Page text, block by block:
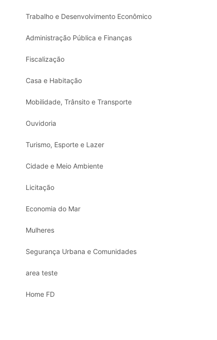
Trabalho e Desenvolvimento Econômico
Administração Pública e Finanças
Fiscalização
Casa e Habitação
Mobilidade, Trânsito e Transporte
Ouvidoria
Turismo, Esporte e Lazer
Cidade e Meio Ambiente
Licitação
Economia do Mar
Mulheres
Segurança Urbana e Comunidades
area teste
Home FD